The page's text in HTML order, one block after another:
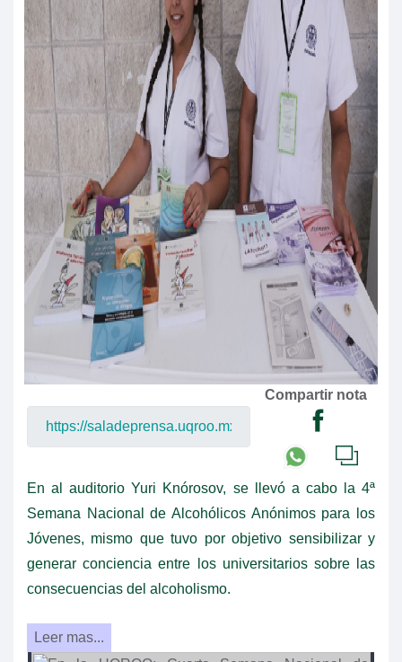
Compartir nota
En al auditorio Yuri Knórosov, se llevó a cabo la 4ª
Semana Nacional de Alcohólicos Anónimos para los
Jóvenes, mismo que tuvo por objetivo sensibilizar y
generar conciencia entre los universitarios sobre las
consecuencias del alcoholismo.
Leer mas...